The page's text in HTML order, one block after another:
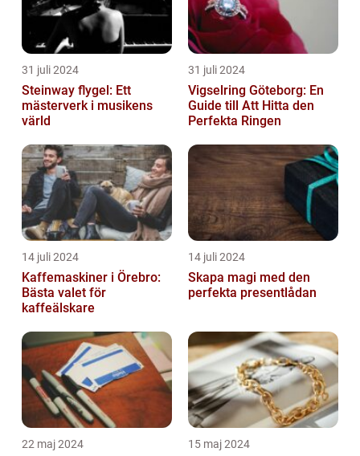
31 juli 2024
Steinway flygel: Ett
mästerverk i musikens
värld
31 juli 2024
Vigselring Göteborg: En
Guide till Att Hitta den
Perfekta Ringen
14 juli 2024
Kaffemaskiner i Örebro:
Bästa valet för
kaffeälskare
14 juli 2024
Skapa magi med den
perfekta presentlådan
22 maj 2024 15 maj 2024